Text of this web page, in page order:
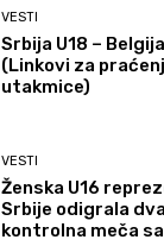
VESTI
Srbija U18 –
(Linkovi za
utakmice)
VESTI
Ženska U16
Srbije odigrala dva
kontrolna meča